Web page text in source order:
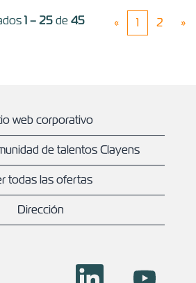
1 – 25de45 « 1 2 »
web corporativo
de talentos Clayens
todas las ofertas
Dirección
S